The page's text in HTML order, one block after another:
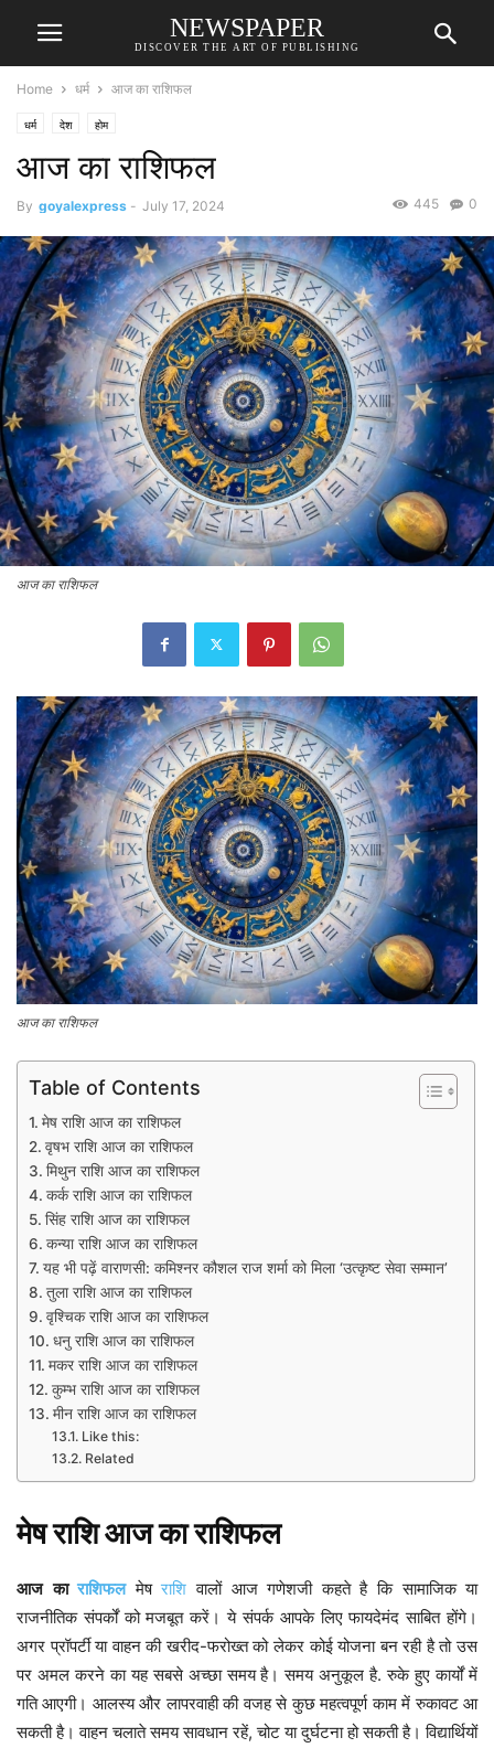
NEWSPAPER
DISCOVER THE ART OF PUBLISHING
Home धर्म आज का राशिफल
धर्म देश होम
आज का राशिफल
By goyalexpress - July 17, 2024 0
445
आज का राशिफल
आज का राशिफल
Table of Contents
मेष राशि आज का राशिफल
वृषभ राशि आज का राशिफल
मिथुन राशि आज का राशिफल
कर्क राशि आज का राशिफल
सिंह राशि आज का राशिफल
कन्या राशि आज का राशिफल
यह भी पढ़ें वाराणसी: कमिश्नर कौशल राज शर्मा को मिला ‘उत्कृष्ट सेवा सम्मान’
तुला राशि आज का राशिफल
वृश्चिक राशि आज का राशिफल
धनु राशि आज का राशिफल
मकर राशि आज का राशिफल
कुम्भ राशि आज का राशिफल​
मीन राशि आज का राशिफल
Like this:
Related
मेष राशि आज का राशिफल
आज का राशिफल मेष राशि वालों आज गणेशजी कहते है किसामाजिक या
राजनीतिक संपर्कों को मजबूत करें। ये संपर्क आपके लिए फायदेमंद साबित होंगे।
अगर प्रॉपर्टी या वाहन की खरीद-फरोख्त को लेकर कोई योजना बन रही है तो उस
पर अमल करने का यह सबसे अच्छा समय है। समय अनुकूल है. रुके हुए कार्यों में
गति आएगी। आलस्य और लापरवाही की वजह से कुछ महत्वपूर्ण काम में रुकावट आ
सकती है। वाहन चलाते समय सावधान रहें, चोट या दुर्घटना हो सकती है। विद्यार्थियों